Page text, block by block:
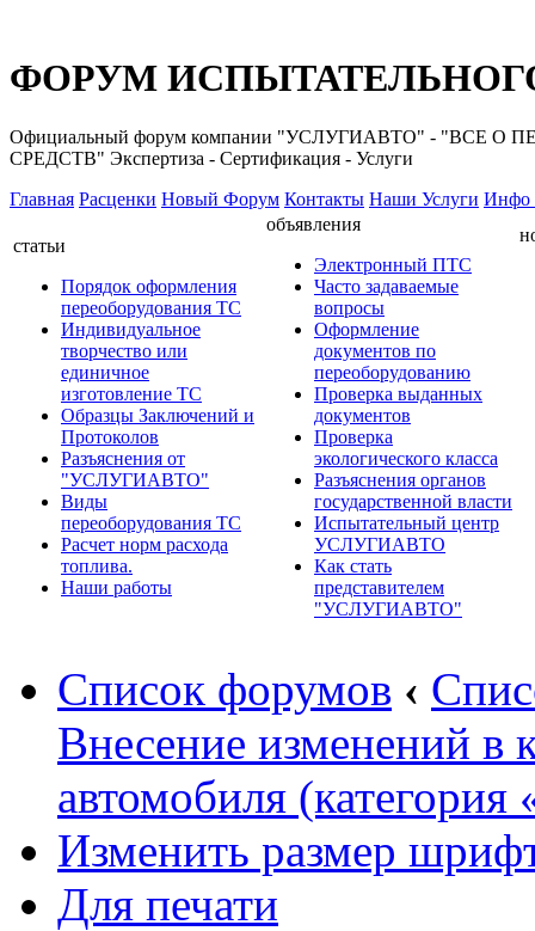
ФОРУМ
Официальный форум компании "УСЛУГИАВТО" -
СРЕДСТВ" Экспертиза - Сертификация - Услуги
Главная Расценки Новый Форум Контакты Наши Услуги Инфо
статьи
Порядок оформления
переоборудования ТС
Индивидуальное
творчество или
единичное
изготовление ТС
Образцы Заключений и
Протоколов
Разъяснения от
"УСЛУГИАВТО"
Виды
переоборудования ТС
Расчет норм расхода
топлива.
Наши работы
объявления
Электронный ПТС
Часто задаваемые
вопросы
Оформление
документов по
переоборудованию
Проверка выданных
документов
Проверка
экологического класса
Разъяснения органов
государственной власти
Испытательный центр
УСЛУГИАВТО
Как стать
представителем
"УСЛУГИАВТО"
Список форумов ‹
Внесение изменений в
автомобиля (категория
Изменить размер
Для печати